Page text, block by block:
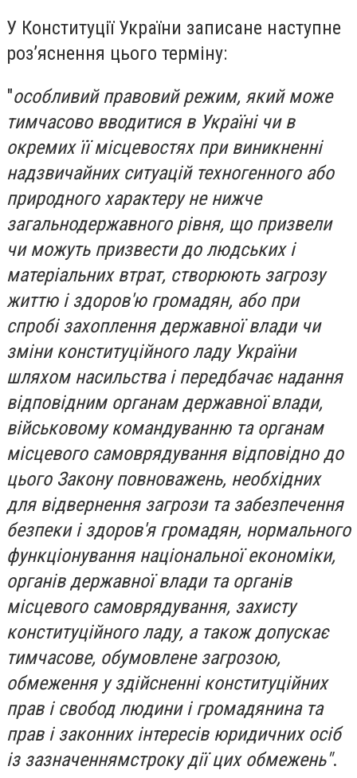
У Конституції України записане наступне
роз’яснення цього терміну:
"особливий правовий режим, який може
тимчасово вводитися в Україні чи в
окремих її місцевостях при виникненні
надзвичайних ситуацій техногенного або
природного характеру не нижче
загальнодержавного рівня, що призвели
чи можуть призвести до людських і
матеріальних втрат, створюють загрозу
життю і здоров'ю громадян, або при
спробі захоплення державної влади чи
зміни конституційного ладу України
шляхом насильства і передбачає надання
відповідним органам державної влади,
військовому командуванню та органам
місцевого самоврядування відповідно до
цього Закону повноважень, необхідних
для відвернення загрози та забезпечення
безпеки і здоров'я громадян, нормального
функціонування національної економіки,
органів державної влади та органів
місцевого самоврядування, захисту
конституційного ладу, а також допускає
тимчасове, обумовлене загрозою,
обмеження у здійсненні конституційних
прав і свобод людини і громадянина та
прав і законних інтересів юридичних осіб
із зазначеннямстрокудії цих обмежень".